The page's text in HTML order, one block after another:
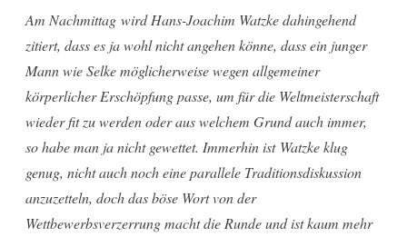
Am Nachmittag wird Hans-Joachim Watzke dahingehend
zitiert, dass es ja wohl nicht angehen könne, dass ein junger
Mann wie Selke möglicherweise wegen allgemeiner
körperlicher Erschöpfung passe, um für die Weltmeisterschaft
wieder fit zu werden oder aus welchem Grund auch immer,
so habe man ja nicht gewettet. Immerhin ist Watzke klug
genug, nicht auch noch eine parallele Traditionsdiskussion
anzuzetteln, doch das böse Wort von der
Wettbewerbsverzerrung macht die Runde und ist kaum mehr